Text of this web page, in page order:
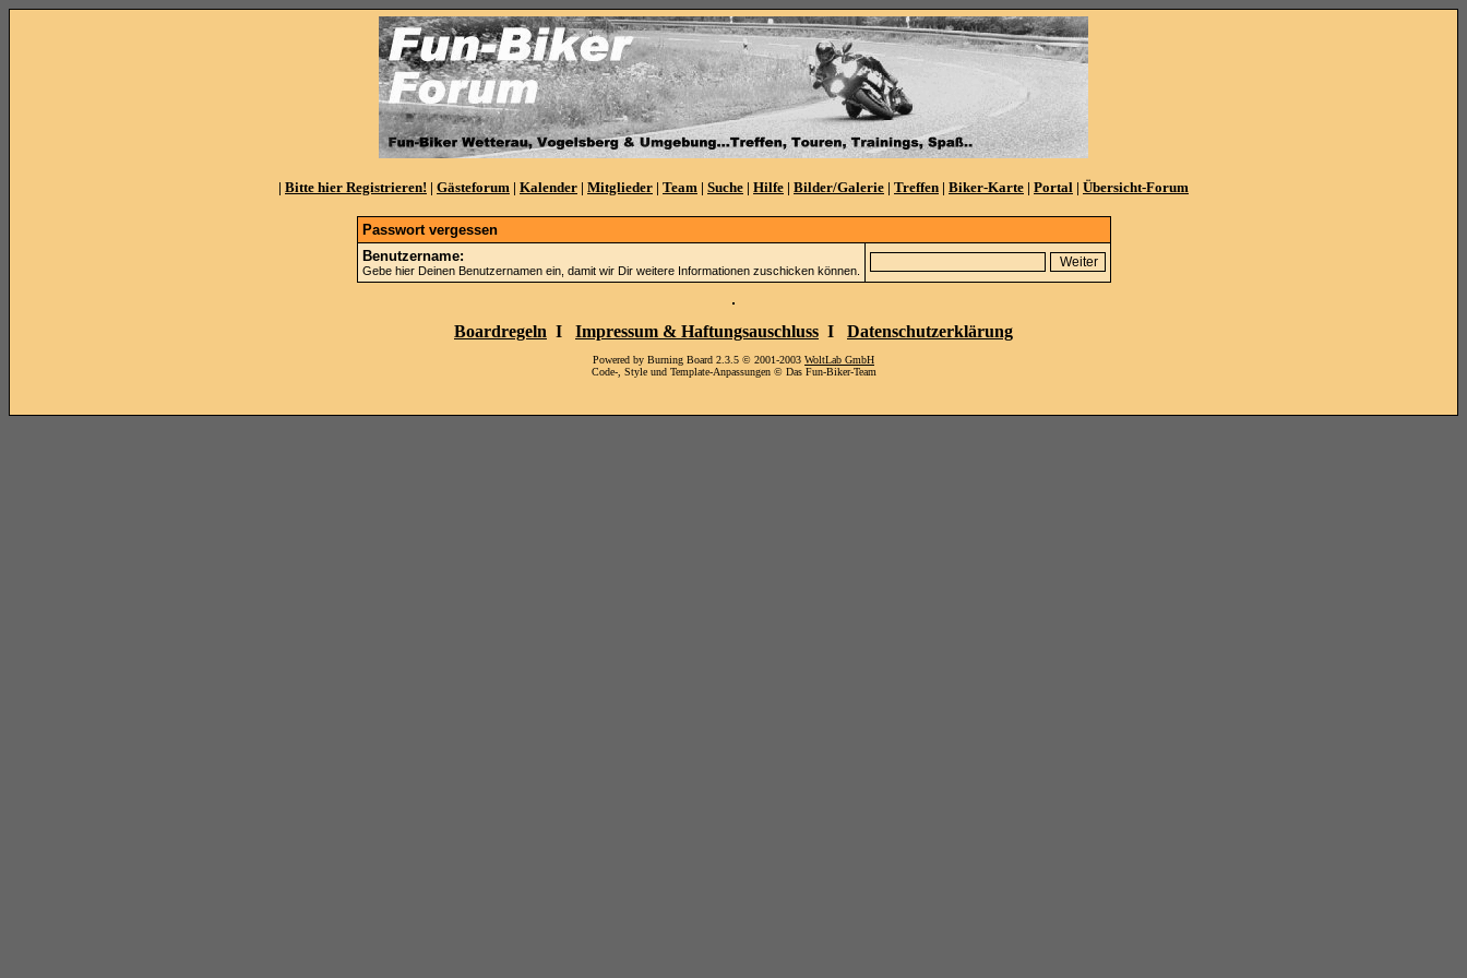
| Bitte hier Registrieren! | Gästeforum | Kalender | Mitglieder | Team | Suche | Hilfe | Bilder/Galerie | Treffen | Biker-Karte | Portal | Übersicht-Forum
Passwort vergessen
Benutzername:
Gebe hier Deinen Benutzernamen ein, damit wir Dir weitere Informationen zuschicken können.
Boardregeln I Impressum & Haftungsauschluss I Datenschutzerklärung
Powered by Burning Board 2.3.5 © 2001-2003 WoltLab GmbH
Code-, Style und Template-Anpassungen © Das Fun-Biker-Team